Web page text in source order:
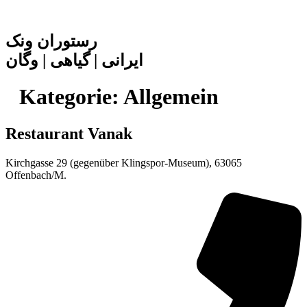
springen
رستوران ونک
ایرانی | گیاهی | وگان
Kategorie: Allgemein
Restaurant Vanak
Kirchgasse 29 (gegenüber Klingspor-Museum), 63065
Offenbach/M.